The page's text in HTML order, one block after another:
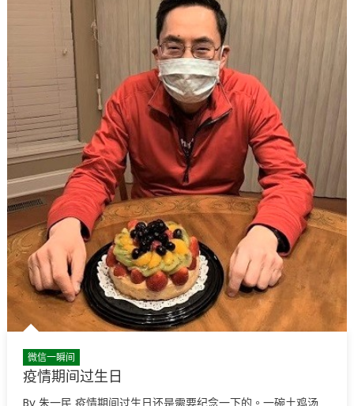
一
–
自
说
自
画
2〉
中
微信一瞬间
疫情期间过生日